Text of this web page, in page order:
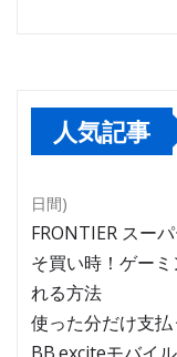
人気記事
日間)
FRONTIER スー
そ買い時！ゲー
れる方法
使った分だけ支払